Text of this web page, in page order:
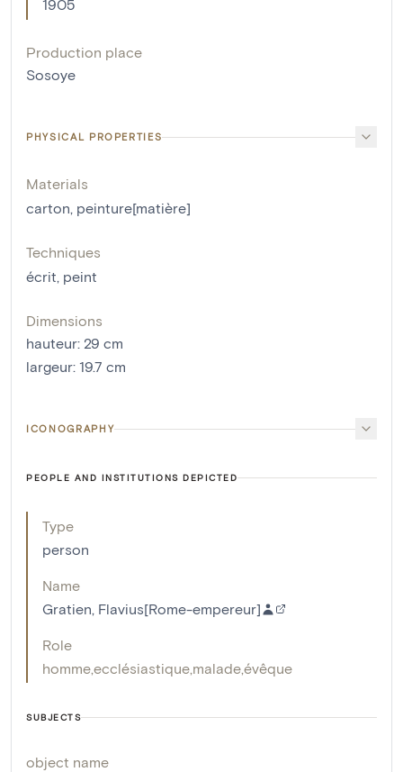
1905
Production place
Sosoye
PHYSICAL PROPERTIES
Materials
carton, peinture[matière]
Techniques
écrit, peint
Dimensions
hauteur: 29 cm
largeur: 19.7 cm
ICONOGRAPHY
PEOPLE AND INSTITUTIONS DEPICTED
Type
person
Name
Gratien, Flavius[Rome-empereur]
Role
hommeecclésiastique maladeévêque
SUBJECTS
object name